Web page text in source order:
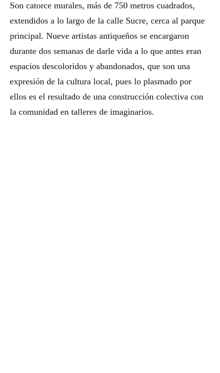
Son catorce murales, más de 750 metros cuadrados,
extendidos a lo largo de la calle Sucre, cerca al parque
principal. Nueve artistas antiqueños se encargaron
durante dos semanas de darle vida a lo que antes eran
espacios descoloridos y abandonados, que son una
expresión de la cultura local, pues lo plasmado por
ellos es el resultado de una construcción colectiva con
la comunidad en talleres de imaginarios.